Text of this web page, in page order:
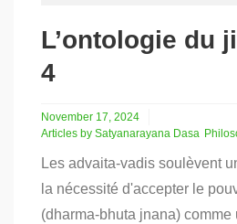
L’ontologie du
4
November 17, 2024
Articles by Satyanarayana Dasa
Les advaita-vadis soulèvent
la nécessité d'accepter le
(dharma-bhuta jnana) comme